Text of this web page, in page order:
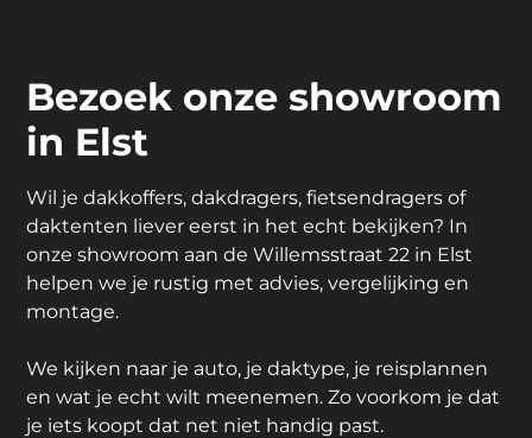
Bezoek onze showroom
in Elst
Wil je dakkoffers, dakdragers, fietsendragers of
daktenten liever eerst in het echt bekijken? In
onze showroom aan de Willemsstraat 22 in Elst
helpen we je rustig met advies, vergelijking en
montage.
We kijken naar je auto, je daktype, je reisplannen
en wat je echt wilt meenemen. Zo voorkom je dat
je iets koopt dat net niet handig past.